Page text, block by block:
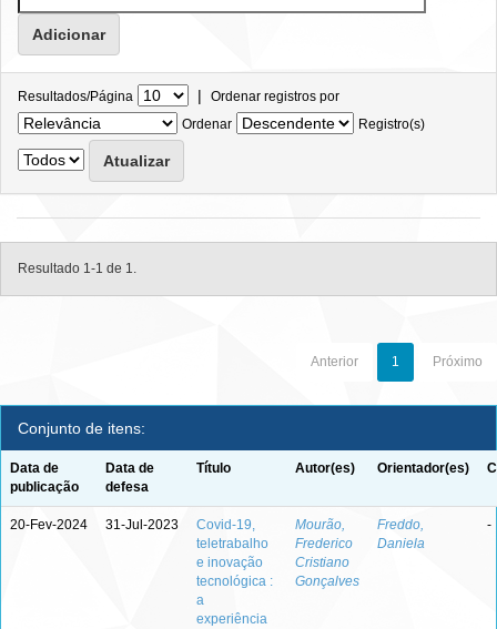
Resultados/Página | Ordenar registros por
Ordenar
Registro(s)
Resultado 1-1 de 1.
Anterior 1 Próximo
Conjunto de itens:
Data de
publicação
Data de
defesa
Título Autor(es) Orientador(es)
20-Fev-2024 31-Jul-2023
Covid-19,
teletrabalho
e inovação
tecnológica :
a
experiência
Mourão,
Frederico
Cristiano
Gonçalves
Freddo,
Daniela
-